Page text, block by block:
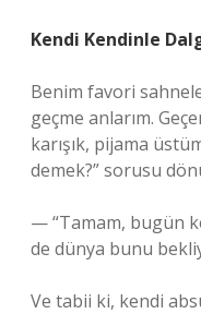
Kendi Kendinle
Benim favori
geçme anlarım.
karışık, pijama
demek?” sorusu
— “Tamam, bugün
de dünya bunu
Ve tabii ki, kendi